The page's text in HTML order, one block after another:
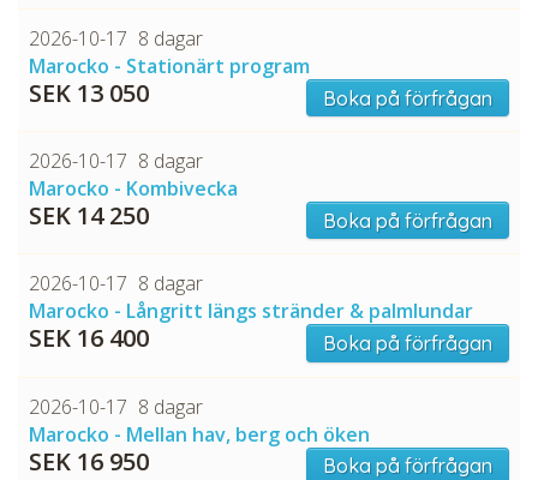
2026-10-17 8 dagar
Marocko - Stationärt program
SEK 13 050 Boka på förfrågan
2026-10-17 8 dagar
Marocko - Kombivecka
SEK 14 250 Boka på förfrågan
2026-10-17 8 dagar
Marocko - Långritt längs stränder & palmlundar
SEK 16 400 Boka på förfrågan
2026-10-17 8 dagar
Marocko - Mellan hav, berg och öken
SEK 16 950 Boka på förfrågan